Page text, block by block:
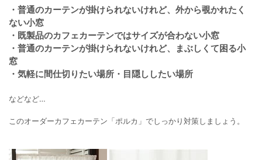
・普通のカーテンが掛けられないけれど、外から覗かれたく
ない小窓
・既製品のカフェカーテンではサイズが合わない小窓
・普通のカーテンが掛けられないけれど、まぶしくて困る小
窓
・気軽に間仕切りたい場所・目隠ししたい場所
などなど…
このオーダーカフェカーテン「ポルカ」でしっかり対策しましょう。